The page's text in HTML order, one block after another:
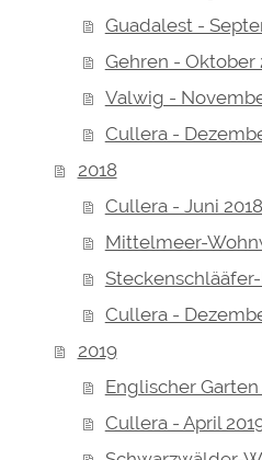
Guadalest -
Gehren - Oktober
Valwig -
Cullera -
2018
Cullera - Juni 2018
Mittelmeer-
Cullera -
2019
Englischer
Cullera - April